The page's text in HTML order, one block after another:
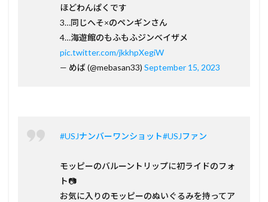
ほどわんぱくです
3…同じへそ×のペンギンさん
4…海遊館のもふもふジンベイザメ
pic.twitter.com/jkkhpXegiW
— めば (@mebasan33) September 15, 2023
#USJナンバーワンショット#USJファン
モッピーのバルーントリップに初ライドのフォ
ト📷
お気に入りのモッピーのぬいぐるみを持ってア